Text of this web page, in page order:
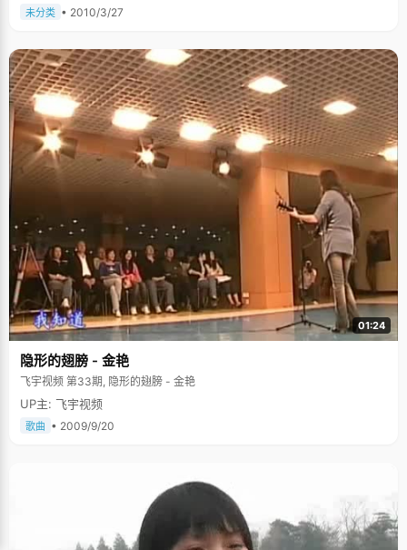
未分类 • 2010/3/27
01:24
隐形的翅膀 - 金艳
飞宇视频 第33期, 隐形的翅膀 - 金艳
UP主: 飞宇视频
歌曲 • 2009/9/20